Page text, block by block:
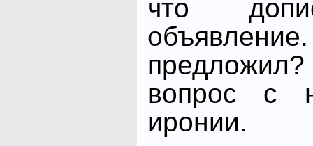
что
вопрос с
иронии.